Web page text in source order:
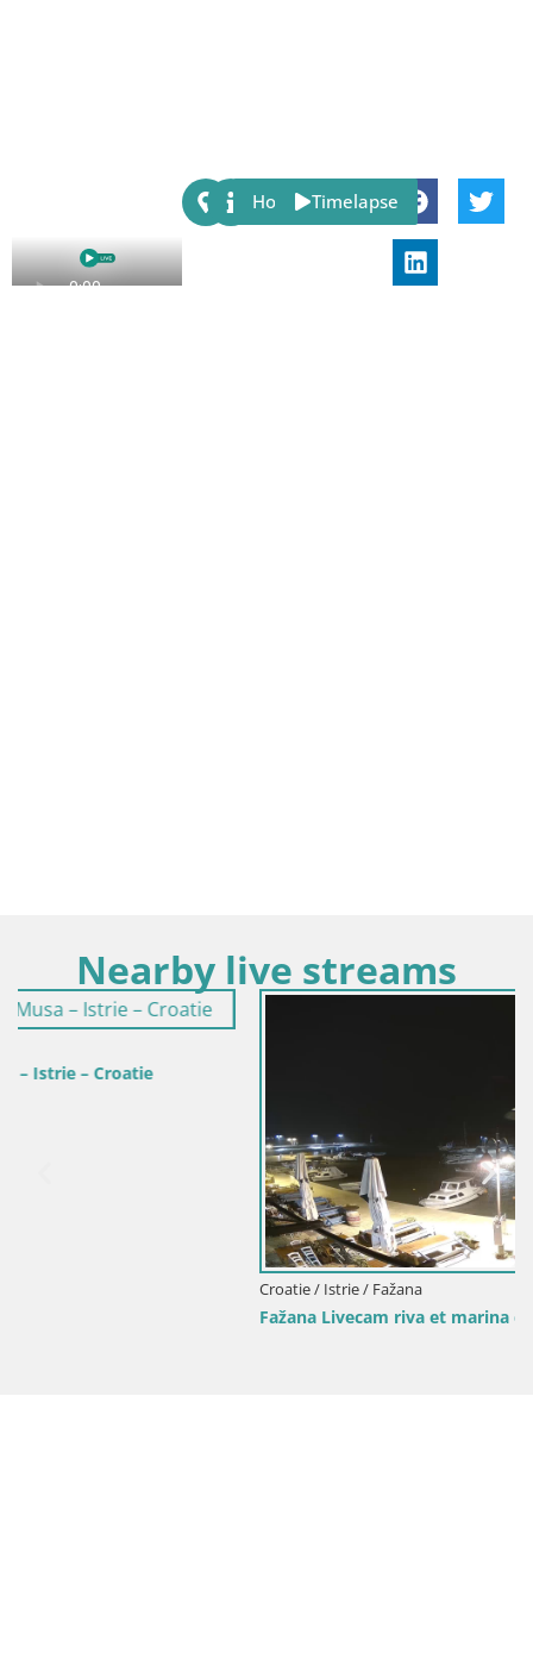
Share:
Host Timelapse
Nearby live streams
Fažana Livecam riva et marina de la ville – Istrie